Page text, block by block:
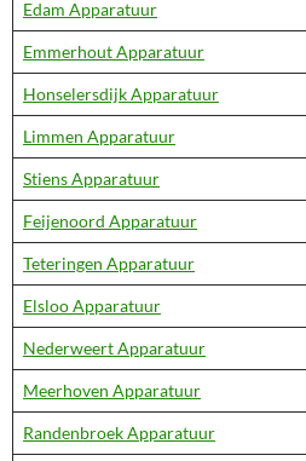
Edam Apparatuur
Emmerhout Apparatuur
Honselersdijk Apparatuur
Limmen Apparatuur
Stiens Apparatuur
Feijenoord Apparatuur
Teteringen Apparatuur
Elsloo Apparatuur
Nederweert Apparatuur
Meerhoven Apparatuur
Randenbroek Apparatuur